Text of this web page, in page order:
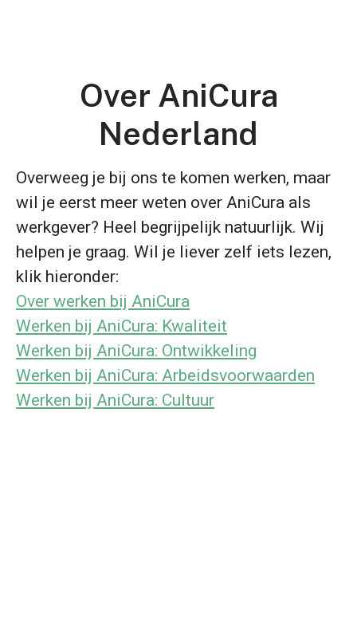
Over AniCura
Nederland
Overweeg je bij ons te komen werken, maar
wil je eerst meer weten over AniCura als
werkgever? Heel begrijpelijk natuurlijk. Wij
helpen je graag. Wil je liever zelf iets lezen,
klik hieronder:
Over werken bij AniCura
Werken bij AniCura: Kwaliteit
Werken bij AniCura: Ontwikkeling
Werken bij AniCura: Arbeidsvoorwaarden
Werken bij AniCura: Cultuur